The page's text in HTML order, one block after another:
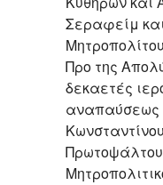
Σεραφείμ
Προ της
δεκαετές
αναπαύσεως
Πρωτοψάλτου